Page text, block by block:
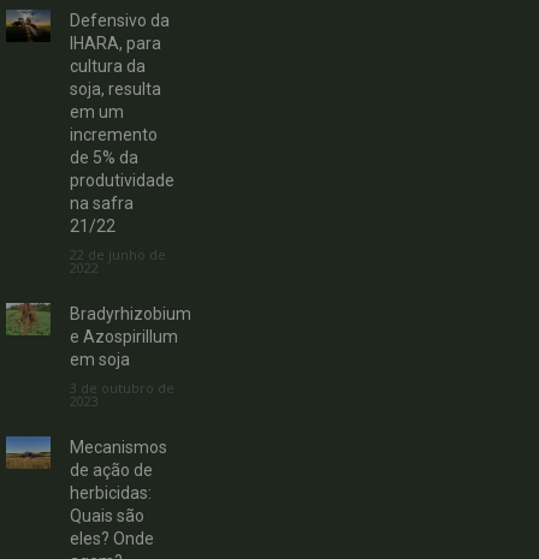
Defensivo da
IHARA, para
cultura da
soja, resulta
em um
incremento
de 5% da
produtividade
na safra
21/22
22 de junho de
2022
Bradyrhizobium
e Azospirillum
em soja
3 de outubro de
2023
Mecanismos
de ação de
herbicidas:
Quais são
eles? Onde